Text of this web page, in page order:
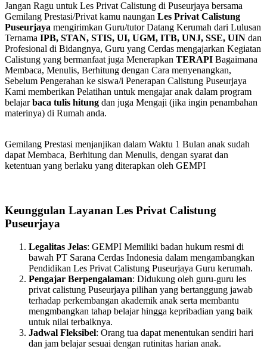
Jangan Ragu untuk Les Privat Calistung di Puseurjaya bersama
Gemilang Prestasi/Privat kamu naungan Les Privat Calistung
Puseurjaya mengirimkan Guru/tutor Datang Kerumah dari Lulusan
Ternama IPB, STAN, STIS, UI, UGM, ITB, UNJ, SSE, UIN dan
Profesional di Bidangnya, Guru yang Cerdas mengajarkan Kegiatan
Calistung yang bermanfaat juga Menerapkan TERAPI Bagaimana
Membaca, Menulis, Berhitung dengan Cara menyenangkan,
Sebelum Pengerahan ke siswa/i Penerapan Calistung Puseurjaya
Kami memberikan Pelatihan untuk mengajar anak dalam program
belajarbaca tulis hitung dan juga Mengaji (jika ingin penambahan
materinya) di Rumah anda.
Gemilang Prestasi menjanjikan dalam Waktu 1 Bulan anak sudah
dapat Membaca, Berhitung dan Menulis, dengan syarat dan
ketentuan yang berlaku yang diterapkan oleh GEMPI
Keunggulan Layanan Les Privat Calistung
Puseurjaya
Legalitas Jelas: GEMPI Memiliki badan hukum resmi di
bawah PT Sarana Cerdas Indonesia dalam mengambangkan
Pendidikan Les Privat Calistung Puseurjaya Guru kerumah.
Pengajar Berpengalaman: Didukung oleh guru-guru les
privat calistung Puseurjaya pilihan yang bertanggung jawab
terhadap perkembangan akademik anak serta membantu
mengmbangkan tahap belajar hingga kepribadian yang baik
untuk nilai terbaiknya.
Jadwal Fleksibel: Orang tua dapat menentukan sendiri hari
dan jam belajar sesuai dengan rutinitas harian anak.